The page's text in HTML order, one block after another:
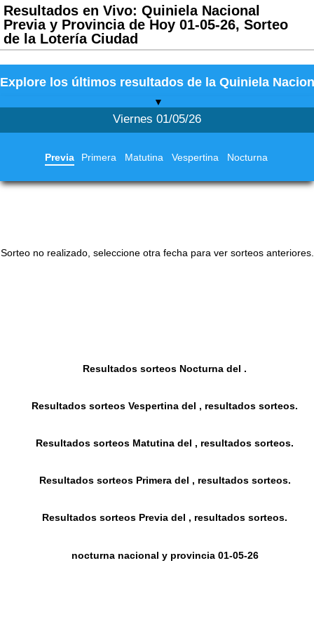
Resultados en Vivo: Quiniela Nacional
Previa y Provincia de Hoy 01-05-26, Sorteo
de la Lotería Ciudad
Explore los últimos resultados de la Quiniela
▼
Viernes 01/05/26
Previa Primera Matutina Vespertina Nocturna
Sorteo no realizado, seleccione otra fecha para ver sorteos anteriores.
Resultados sorteos Nocturna del .
Resultados sorteos Vespertina del , resultados sorteos.
Resultados sorteos Matutina del , resultados sorteos.
Resultados sorteos Primera del , resultados sorteos.
Resultados sorteos Previa del , resultados sorteos.
nocturna nacional y provincia 01-05-26